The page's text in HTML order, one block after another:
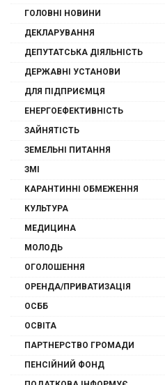
ГОЛОВНІ НОВИНИ
ДЕКЛАРУВАННЯ
ДЕПУТАТСЬКА ДІЯЛЬНІСТЬ
ДЕРЖАВНІ УСТАНОВИ
ДЛЯ ПІДПРИЄМЦЯ
ЕНЕРГОЕФЕКТИВНІСТЬ
ЗАЙНЯТІСТЬ
ЗЕМЕЛЬНІ ПИТАННЯ
ЗМІ
КАРАНТИННІ ОБМЕЖЕННЯ
КУЛЬТУРА
МЕДИЦИНА
МОЛОДЬ
ОГОЛОШЕННЯ
ОРЕНДА/ПРИВАТИЗАЦІЯ
ОСББ
ОСВІТА
ПАРТНЕРСТВО ГРОМАДИ
ПЕНСІЙНИЙ ФОНД